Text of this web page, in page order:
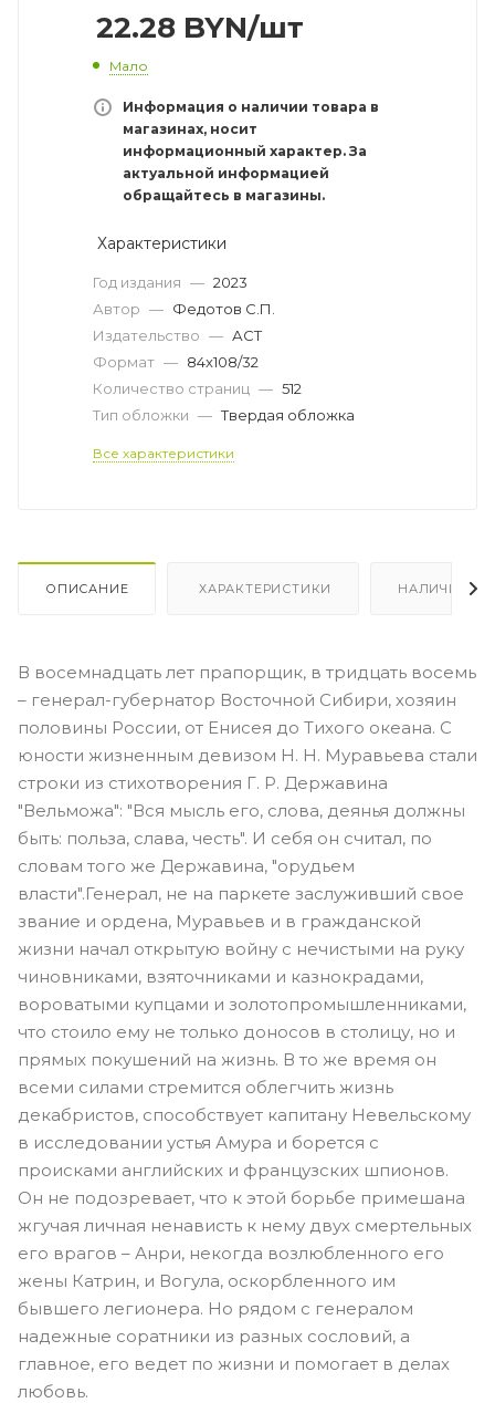
22.28 BYN/шт
Мало
Информация о наличии товара в
магазинах, носит
информационный характер. За
актуальной информацией
обращайтесь в магазины.
Характеристики
Год издания — 2023
Автор — Федотов С.П.
Издательство — АСТ
Формат — 84x108/32
Количество страниц — 512
Тип обложки — Твердая обложка
Все характеристики
ОПИСАНИЕ ХАРАКТЕРИСТИКИ НАЛИЧИЕ
В восемнадцать лет прапорщик, в тридцать восемь
– генерал-губернатор Восточной Сибири, хозяин
половины России, от Енисея до Тихого океана. С
юности жизненным девизом Н. Н. Муравьева стали
строки из стихотворения Г. Р. Державина
"Вельможа": "Вся мысль его, слова, деянья должны
быть: польза, слава, честь". И себя он считал, по
словам того же Державина, "орудьем
власти".Генерал, не на паркете заслуживший свое
звание и ордена, Муравьев и в гражданской
жизни начал открытую войну с нечистыми на руку
чиновниками, взяточниками и казнокрадами,
вороватыми купцами и золотопромышленниками,
что стоило ему не только доносов в столицу, но и
прямых покушений на жизнь. В то же время он
всеми силами стремится облегчить жизнь
декабристов, способствует капитану Невельскому
в исследовании устья Амура и борется с
происками английских и французских шпионов.
Он не подозревает, что к этой борьбе примешана
жгучая личная ненависть к нему двух смертельных
его врагов – Анри, некогда возлюбленного его
жены Катрин, и Вогула, оскорбленного им
бывшего легионера. Но рядом с генералом
надежные соратники из разных сословий, а
главное, его ведет по жизни и помогает в делах
любовь.